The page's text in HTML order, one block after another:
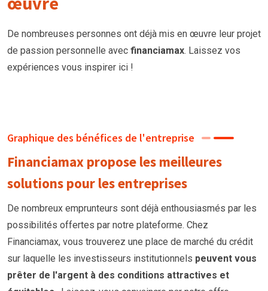
De nombreuses personnes ont déjà mis en œuvre leur projet
de passion personnelle avec financiamax. Laissez vos
expériences vous inspirer ici !
Graphique des bénéfices de l'entreprise
Financiamax propose les meilleures
solutions pour les entreprises
De nombreux emprunteurs sont déjà enthousiasmés par les
possibilités offertes par notre plateforme. Chez
Financiamax, vous trouverez une place de marché du crédit
sur laquelle les investisseurs institutionnels peuvent vous
prêter de l'argent à des conditions attractives et